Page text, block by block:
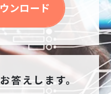
ンロード
答えします。